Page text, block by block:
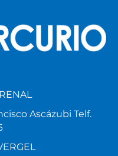
Ascázubi Telf.